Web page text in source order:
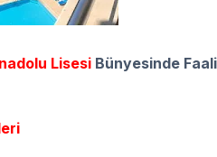
Lisesi Bünyesinde